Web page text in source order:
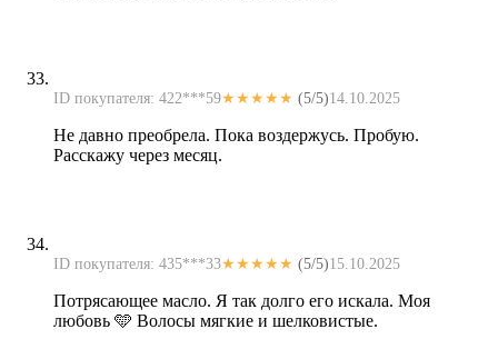
ID покупателя: 422***59★★★★★ (5/5)14.10.2025
Не давно преобрела. Пока воздержусь. Пробую.
Расскажу через месяц.
ID покупателя: 435***33★★★★★ (5/5)15.10.2025
Потрясающее масло. Я так долго его искала. Моя
любовь 🩵 Волосы мягкие и шелковистые.